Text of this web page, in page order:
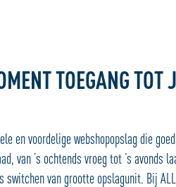
TOEGANG TOT
en voordelige webshopopslag die
van ’s ochtends vroeg tot ’s avonds
switchen van grootte opslagunit. Bij